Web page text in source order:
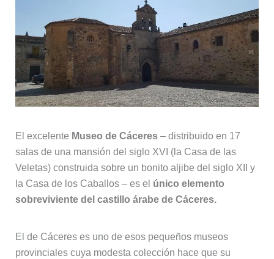
El excelente Museo de Cáceres– distribuido en 17
salas de una mansión del siglo XVI (la Casa de las
Veletas) construida sobre un bonito aljibe del siglo XII y
la Casa de los Caballos – es el único elemento
sobreviviente del castillo árabe de Cáceres.
El de Cáceres es uno de esos pequeños museos
provinciales cuya modesta colección hace que su